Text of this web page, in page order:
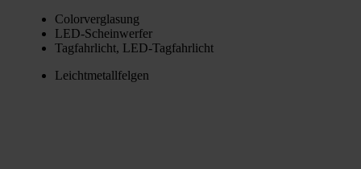
Color­ver­gla­sung
LED-Schein­wer­fer
Tag­fahr­licht, LED-Tag­fahr­licht
Leicht­me­tall­fel­gen